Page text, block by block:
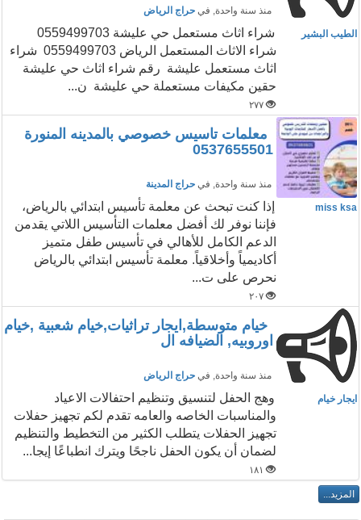
منذ سنة واحدة, في حراج الرياض
الطيب البشير
شراء الاثاث المستعمل الرياض 0559499703 شراء
اثاث مستعمل عليشة رقم شراء اثاث حي عليشة
حقين مكيفات مستعملة حي عليشة ن...
٢٧٧
معلمات تاسيس خصوصي بالمدينه المنورة
0537655501
منذ سنة واحدة, في حراج المدينة
miss ksa
إذا كنت تبحث عن معلمة تأسيس ابتدائي بالرياض،
فإننا نوفر لك أفضل معلمات التأسيس اللاتي يقدمن
الدعم الكامل للأهالي في تأسيس طفل متميز
أكاديمياً وأخلاقياً. معلمة تأسيس ابتدائي بالرياض
نحرص على ت...
٢٠٧
خيام متوسطة,ايجار تراثيات,خيام شعبية ,خيام
اوروبيه, الضيافه ال
منذ سنة واحدة, في حراج الرياض
ايجار خيام
وهج الحفل لتنسيق وتنظيم احتفالات الاعياد
والمناسبات الخاصه والعامه تقدم لكم تجهيز حفلات
تجهيز الحفلات يتطلب الكثير من التخطيط والتنظيم
لضمان أن يكون الحفل ناجحًا ويترك انطباعًا إيجا...
١٨١